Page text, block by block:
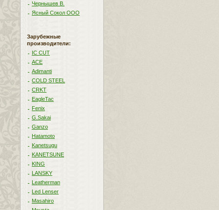
Чернышев В.
Ясный Сокол ООО
Зарубежные
производители:
IC CUT
ACE
Adimanti
COLD STEEL
CRKT
EagleTac
Fenix
G.Sakai
Ganzo
Hatamoto
Kanetsugu
KANETSUNE
KING
LANSKY
Leatherman
Led Lenser
Masahiro